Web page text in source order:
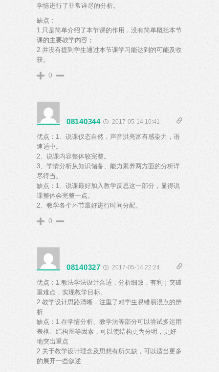
学情进行了非常详尽的分析。
缺点：
1.只是简单介绍了本节课的作用，没有简单概括本节
课的主要教学内容；
2.并没有提到学生通过本节课学习能达到的可能及收
获。
0
08140344 2017-05-14 10:41
优点：1、说课仪态自然，声音洪亮富有感染力，语
速适中。
2、说课内容整体较完整。
3、学情分析从知识储备、能力素养两方面的分析详
尽得当。
缺点：1、说课最好加入教学反思这一部分，显得说
课整体会完整一点。
2、教学各个环节最好进行时间分配。
0
08140327 2017-05-14 22:24
优点：1.教法学法设计合适，分析细致，有利于突破
重难点，实现教学目标。
2.教学设计思路清晰，注重了对学生易错易混点的辨
析
缺点：1.在学情分析、教学法等部分可以尝试多运用
表格、结构图等因素，可以使结构更为分明，更好
地突出重点
2.关于教学设计理念及思想有所欠缺，可以适当更多
的展开一些叙述